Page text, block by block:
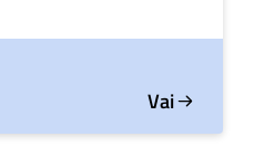
Vai